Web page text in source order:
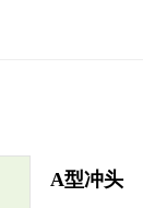
A型冲头